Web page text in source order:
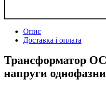
Опис
Доставка і оплата
Трансформатор
напруги